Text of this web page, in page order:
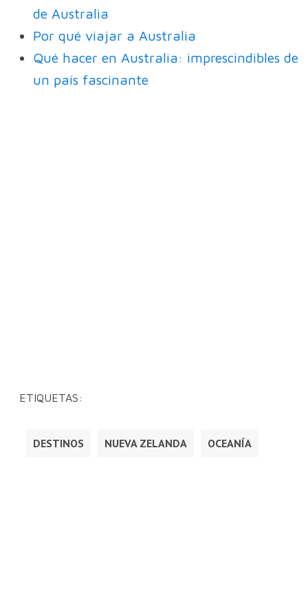
de Australia
Por qué viajar a Australia
Qué hacer en Australia: imprescindibles de
un país fascinante
ETIQUETAS:
DESTINOS NUEVA ZELANDA OCEANÍA